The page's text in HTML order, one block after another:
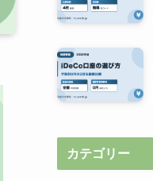
カテゴリー